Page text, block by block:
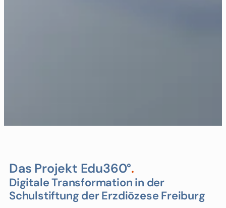
Das Projekt Edu360°.
Digitale Transformation in der
Schulstiftung der Erzdiözese Freiburg